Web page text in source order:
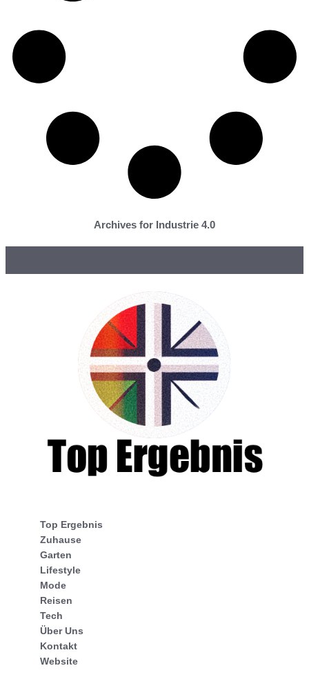
Archives for Industrie 4.0
Top Ergebnis
Zuhause
Garten
Lifestyle
Mode
Reisen
Tech
Über Uns
Kontakt
Website